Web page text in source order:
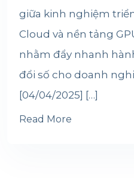
giữa kinh nghiệm
Cloud và nền tảng
nhằm đẩy nhanh
đổi số cho doanh
[04/04/2025] […]
Read More